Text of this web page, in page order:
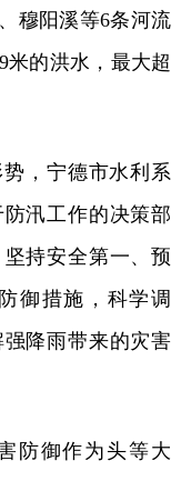
穆阳溪等6条河流
米的洪水，最大超
，宁德市水利系
汛工作的决策部
持安全第一、预
御措施，科学调
降雨带来的灾害
防御作为头等大